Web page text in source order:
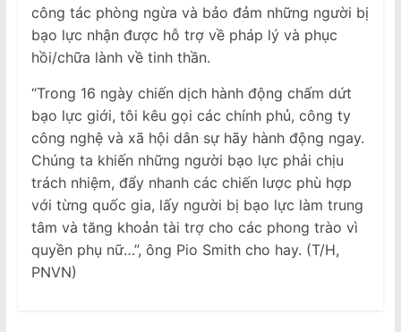
công tác phòng ngừa và bảo đảm những người bị
bạo lực nhận được hỗ trợ về pháp lý và phục
hồi/chữa lành về tinh thần.
“Trong 16 ngày chiến dịch hành động chấm dứt
bạo lực giới, tôi kêu gọi các chính phủ, công ty
công nghệ và xã hội dân sự hãy hành động ngay.
Chúng ta khiến những người bạo lực phải chịu
trách nhiệm, đẩy nhanh các chiến lược phù hợp
với từng quốc gia, lấy người bị bạo lực làm trung
tâm và tăng khoản tài trợ cho các phong trào vì
quyền phụ nữ…”, ông Pio Smith cho hay. (T/H,
PNVN)